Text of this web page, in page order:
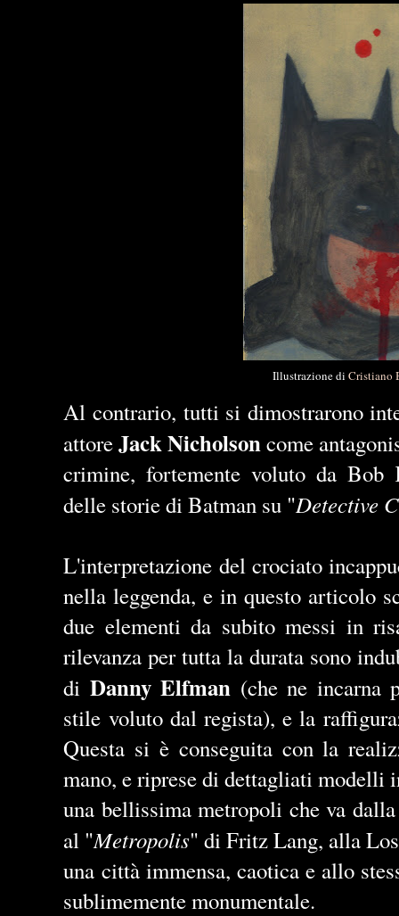
Illustrazione diCristiano
Al contrario, tutti si dimostrarono
attoreJack Nicholsoncome
crimine, fortemente voluto da Bob
delle storie di Batman su "Detective
L'interpretazione del crociato
nella leggenda, e in questo articolo
due elementi da subito messi in
rilevanza per tutta la durata sono
di Danny Elfman (che ne incarna
stile voluto dal regista), e la
Questa si è conseguita con la
mano, e riprese di dettagliati modelli
una bellissima metropoli che va
al "Metropolis" di Fritz Lang, alla
una città immensa, caotica e allo
sublimemente monumentale.